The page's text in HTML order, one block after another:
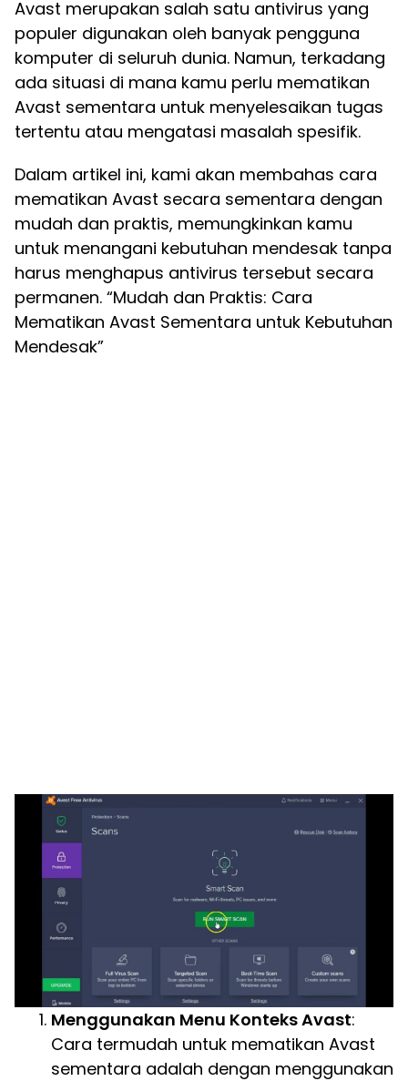
Avast merupakan salah satu antivirus yang
populer digunakan oleh banyak pengguna
komputer di seluruh dunia. Namun, terkadang
ada situasi di mana kamu perlu mematikan
Avast sementara untuk menyelesaikan tugas
tertentu atau mengatasi masalah spesifik.
Dalam artikel ini, kami akan membahas cara
mematikan Avast secara sementara dengan
mudah dan praktis, memungkinkan kamu
untuk menangani kebutuhan mendesak tanpa
harus menghapus antivirus tersebut secara
permanen. “Mudah dan Praktis: Cara
Mematikan Avast Sementara untuk Kebutuhan
Mendesak”
Menggunakan Menu Konteks Avast:
Cara termudah untuk mematikan Avast
sementara adalah dengan menggunakan